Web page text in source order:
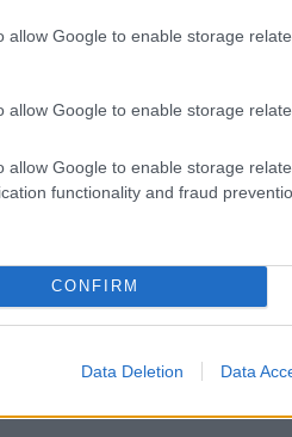
allow Google to enable storage
allow Google to enable storage
allow Google to enable storage
functionality and fraud
CONFIRM
Data Deletion Data
is de gemiddelde
circa141.600 euromet
ook tot een daling van de
is toegekend aan personen